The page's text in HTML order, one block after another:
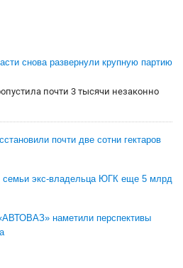
снова развернули крупную партию
почти 3 тысячи незаконно
почти две сотни гектаров
семьи экс-владельца ЮГК еще 5 млрд
наметили перспективы